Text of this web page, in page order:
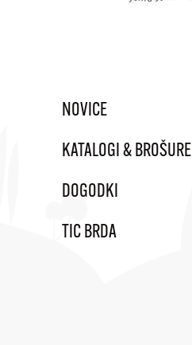
NOVICE
KATALOGI & BROŠURE
DOGODKI
TIC BRDA